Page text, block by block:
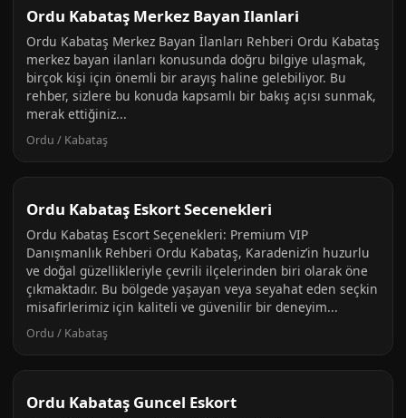
Ordu Kabataş Merkez Bayan Ilanlari
Ordu Kabataş Merkez Bayan İlanları Rehberi Ordu Kabataş
merkez bayan ilanları konusunda doğru bilgiye ulaşmak,
birçok kişi için önemli bir arayış haline gelebiliyor. Bu
rehber, sizlere bu konuda kapsamlı bir bakış açısı sunmak,
merak ettiğiniz...
Ordu / Kabataş
Ordu Kabataş Eskort Secenekleri
Ordu Kabataş Escort Seçenekleri: Premium VIP
Danışmanlık Rehberi Ordu Kabataş, Karadeniz’in huzurlu
ve doğal güzellikleriyle çevrili ilçelerinden biri olarak öne
çıkmaktadır. Bu bölgede yaşayan veya seyahat eden seçkin
misafirlerimiz için kaliteli ve güvenilir bir deneyim...
Ordu / Kabataş
Ordu Kabataş Guncel Eskort